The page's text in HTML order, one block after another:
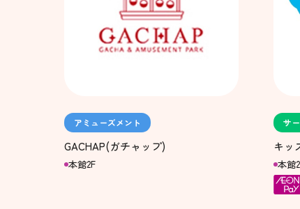
アミューズメント
GACHAP(ガチャップ)
本館2F
サ
キッ
本館